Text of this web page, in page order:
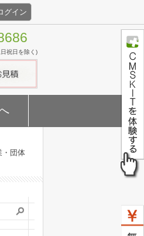
グイン
祝日を除く)
・団体